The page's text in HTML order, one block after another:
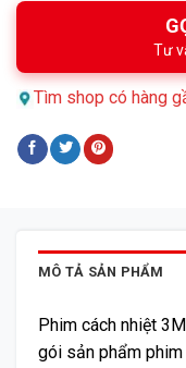
Tư
Tìm shop có hàng
MÔ TẢ SẢN PHẨM
Phim cách nhiệt
gói sản phẩm